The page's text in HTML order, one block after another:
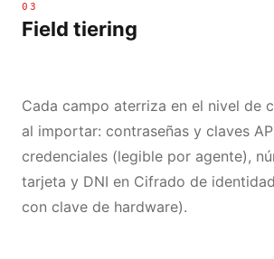
03
Field tiering
Cada campo aterriza en el nivel de
al importar: contraseñas y claves
credenciales (legible por agente),
tarjeta y DNI en Cifrado de
con clave de hardware).